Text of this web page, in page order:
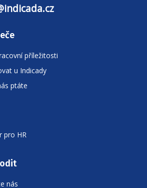
příležitosti
u Indicady
ptáte
pro HR
nás